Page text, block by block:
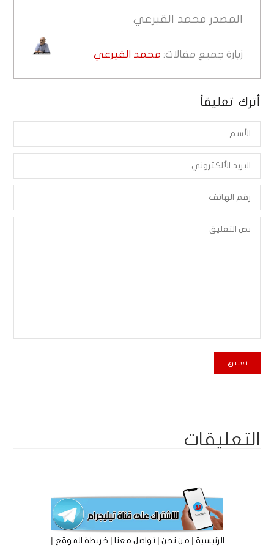
المصدر محمد القيرعي
زيارة جميع مقالات: محمد القيرعي
أترك تعليقاً
التعليقات
الرئيسية|من نحن|تواصل معنا|خريطة الموقع |